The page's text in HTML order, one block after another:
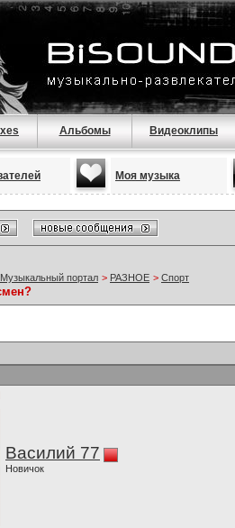
Альбомы Видеоклипы
Моя музыка
портал > РАЗНОЕ > Спорт
Василий 77
Новичок